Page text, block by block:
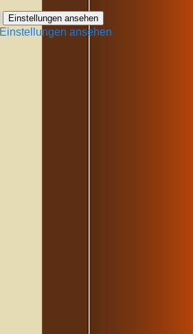
Einstellungen ansehen
Einstellungen ansehen